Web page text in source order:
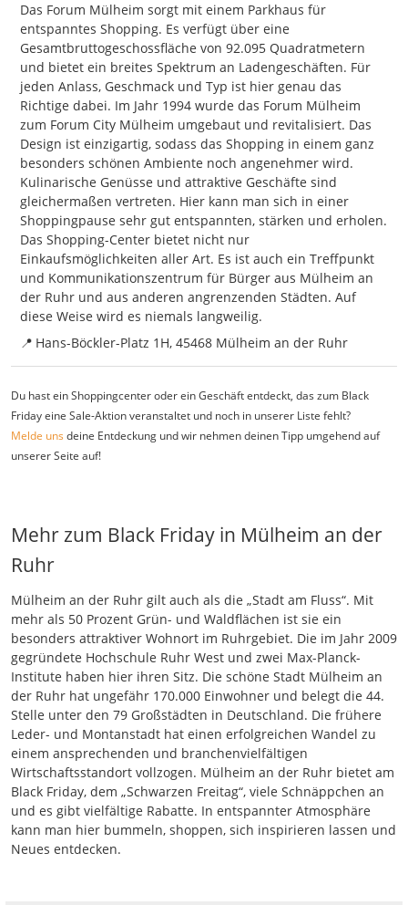
Das Forum Mülheim sorgt mit einem Parkhaus für
entspanntes Shopping. Es verfügt über eine
Gesamtbruttogeschossfläche von 92.095 Quadratmetern
und bietet ein breites Spektrum an Ladengeschäften. Für
jeden Anlass, Geschmack und Typ ist hier genau das
Richtige dabei. Im Jahr 1994 wurde das Forum Mülheim
zum Forum City Mülheim umgebaut und revitalisiert. Das
Design ist einzigartig, sodass das Shopping in einem ganz
besonders schönen Ambiente noch angenehmer wird.
Kulinarische Genüsse und attraktive Geschäfte sind
gleichermaßen vertreten. Hier kann man sich in einer
Shoppingpause sehr gut entspannten, stärken und erholen.
Das Shopping-Center bietet nicht nur
Einkaufsmöglichkeiten aller Art. Es ist auch ein Treffpunkt
und Kommunikationszentrum für Bürger aus Mülheim an
der Ruhr und aus anderen angrenzenden Städten. Auf
diese Weise wird es niemals langweilig.
📍 Hans-Böckler-Platz 1H, 45468 Mülheim an der Ruhr
Du hast ein Shoppingcenter oder ein Geschäft entdeckt, das zum Black
Friday eine Sale-Aktion veranstaltet und noch in unserer Liste fehlt?
Melde uns deine Entdeckung und wir nehmen deinen Tipp umgehend auf
unserer Seite auf!
Mehr zum Black Friday in Mülheim an der
Ruhr
Mülheim an der Ruhr gilt auch als die „Stadt am Fluss“. Mit
mehr als 50 Prozent Grün- und Waldflächen ist sie ein
besonders attraktiver Wohnort im Ruhrgebiet. Die im Jahr 2009
gegründete Hochschule Ruhr West und zwei Max-Planck-
Institute haben hier ihren Sitz. Die schöne Stadt Mülheim an
der Ruhr hat ungefähr 170.000 Einwohner und belegt die 44.
Stelle unter den 79 Großstädten in Deutschland. Die frühere
Leder- und Montanstadt hat einen erfolgreichen Wandel zu
einem ansprechenden und branchenvielfältigen
Wirtschaftsstandort vollzogen. Mülheim an der Ruhr bietet am
Black Friday, dem „Schwarzen Freitag“, viele Schnäppchen an
und es gibt vielfältige Rabatte. In entspannter Atmosphäre
kann man hier bummeln, shoppen, sich inspirieren lassen und
Neues entdecken.